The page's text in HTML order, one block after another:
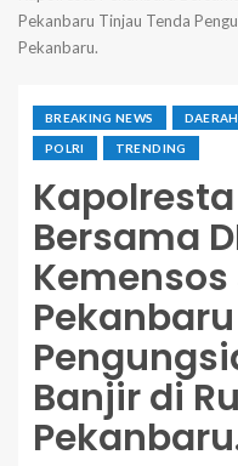
Pekanbaru Tinjau Tenda
Pekanbaru.
BREAKING NEWS DAERAH
POLRI TRENDING
Bersama
Banjir di